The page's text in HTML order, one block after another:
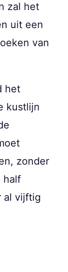
zal het
uit een
van
het
kustlijn
zonder
half
al vijftig